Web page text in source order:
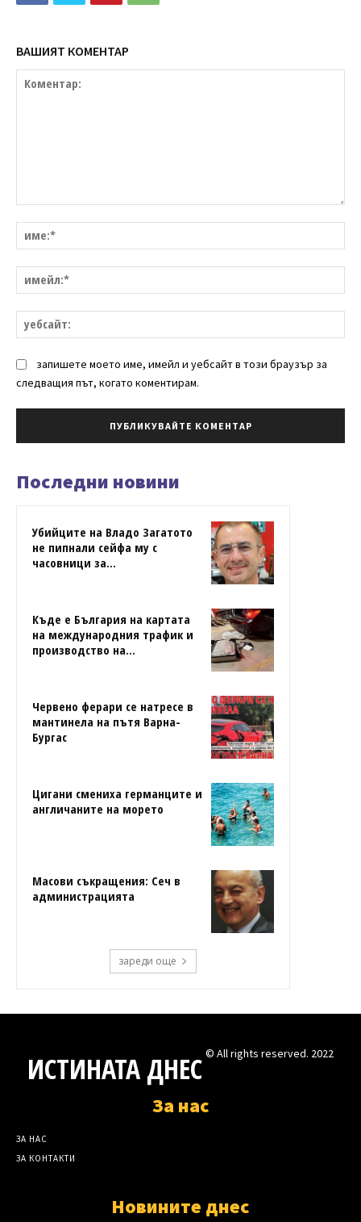
ВАШИЯТ КОМЕНТАР
запишете моето име, имейл и уебсайт в този браузър за
следващия път, когато коментирам.
Последни новини
Убийците на Владо Загатото
не пипнали сейфа му с
часовници за...
Къде е България на картата
на международния трафик и
производство на...
Червено ферари се натресе в
мантинела на пътя Варна-
Бургас
Цигани смениха германците и
англичаните на морето
Масови съкращения: Сеч в
администрацията
зареди още
ИСТИНАТА ДНЕС © All rights reserved. 2022
За нас
ЗА НАС
ЗА КОНТАКТИ
Новините днес